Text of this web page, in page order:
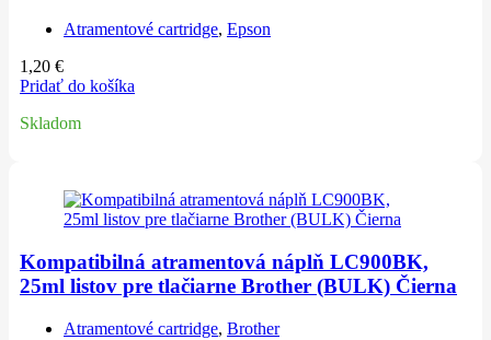
Atramentové cartridge, Epson
1,20 €
Pridať do košíka
Skladom
Kompatibilná atramentová náplň LC900BK,
25ml listov pre tlačiarne Brother (BULK) Čierna
Atramentové cartridge, Brother